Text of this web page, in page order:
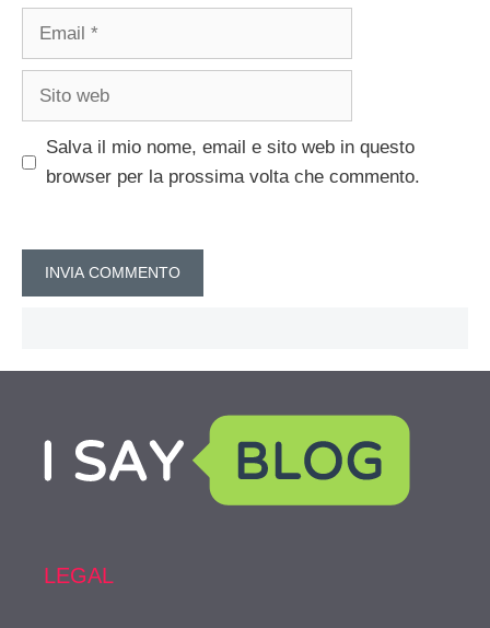
Email
Sito
Salva il mio nome, email e sito web in questo
browser per la prossima volta che commento.
LEGAL